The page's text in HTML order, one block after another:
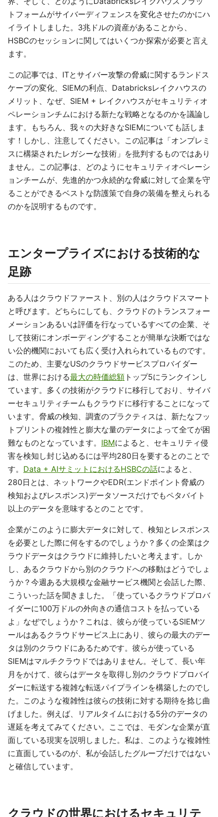
トフォームがサイバーディフェンスを変化させたのかにハ
イライトしました。3兆ドルの資産があることから、
HSBCのセッションに関してはいくつか探索が必要と言え
ます。
この記事では、ITとサイバー攻撃の脅威に関するランドス
ケープの変化、SIEMの利点、Databricksレイクハウスの
メリット、なぜ、SIEM + レイクハウスがセキュリティオ
ペレーションチムにおける新たな戦略となるのかを議論し
ます。もちろん、我々の大好きなSIEMについても話しま
す！しかし、注意してください。この記事は「オンプレミ
スに構築されたレガシーな技術」を批判するものではあり
ません。この記事は、どのようにセキュリティオペレーシ
ョンチームが、先進的かつ永続的な脅威に対して企業を守
ることができるベストな防護策で自身の装備を整えられる
のかを説明するものです。
エンタープライズにおける技術的な
足跡
ある人はクラウドファースト、別の人はクラウドスマート
と呼びます。どちらにしても、クラウドのトランスフォー
メーションあるいは評価を行なっているすべての企業、そ
して技術にオンボーディングすることが簡単な決断ではな
い公的機関においても広く受け入れられているものです。
このため、主要なUSのクラウドサービスプロバイダー
は、世界における最大の時価総額 トップ5にランクインし
ています。多くの技術がクラウドに移行しており、サイバ
ーセキュリティチームもクラウドに移行することになって
います。脅威の検知、調査のプラクティスは、新たなフッ
トプリントの複雑性と膨大な量のデータによって全てが困
難なものとなっています。 IBMによると、セキュリティ侵
害を検知し封じ込めるには平均280日を要するとのことで
す。 Data + AIサミットにおけるHSBCの話によると、
280日とは、ネットワークやEDR(エンドポイント脅威の
検知およびレスポンス)データソースだけでもペタバイト
以上のデータを意味するとのことです。
企業がこのように膨大データに対して、検知とレスポンス
を必要とした際に何をするのでしょうか？多くの企業はク
ラウドデータはクラウドに維持したいと考えます。しか
し、あるクラウドから別のクラウドへの移動はどうでしょ
うか？今週ある大規模な金融サービス機関と会話した際、
こういった話を聞きました。「使っているクラウドプロバ
イダーに100万ドルの外向きの通信コストを払っている
よ」なぜでしょうか？これは、彼らが使っているSIEMツ
ールはあるクラウドサービス上にあり、彼らの最大のデー
タは別のクラウドにあるためです。彼らが使っている
SIEMはマルチクラウドではありません。そして、長い年
月をかけて、彼らはデータを取得し別のクラウドプロバイ
ダーに転送する複雑な転送パイプラインを構築したのでし
た。このような複雑性は彼らの技術に対する期待を捻じ曲
げました。例えば、リアルタイムにおける5分のデータの
遅延を考えてみてください。ここでは、モダンな企業が直
面している現実を説明しました。私は、このような複雑性
に直面しているのが、私が会話したグループだけではない
と確信しています。
クラウドの世界におけるセキュリテ